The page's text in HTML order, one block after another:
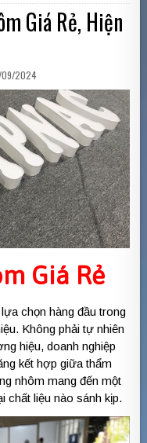
Giá Rẻ, Hiện
DATE:
09/2024
Giá Rẻ
chọn hàng đầu trong
Không phải tự nhiên
hiệu, doanh nghiệp
kết hợp giữa thẩm
nhôm mang đến một
chất liệu nào sánh kịp.